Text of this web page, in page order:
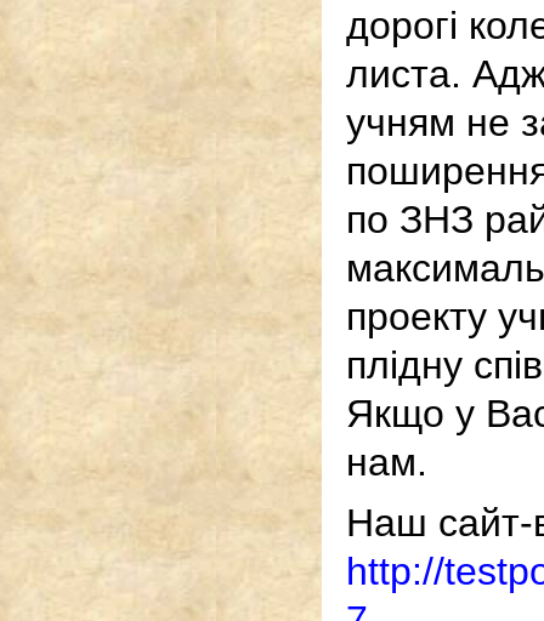
дорогі
листа.
учням не
по ЗНЗ
проекту
плідну
Якщо у
нам.
Наш сайт-
http://